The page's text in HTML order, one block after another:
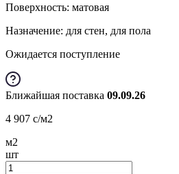
Поверхность: матовая
Назначение: для стен, для пола
Ожидается поступление
Ближайшая поставка 09.09.26
4 907 c/м2
м2
шт